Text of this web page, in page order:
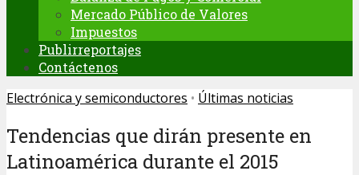
Mercado Público de Valores
Impuestos
Publirreportajes
Contáctenos
Electrónica y semiconductores • Últimas noticias
Tendencias que dirán presente en
Latinoamérica durante el 2015